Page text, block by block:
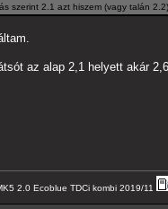
szerint 2.1 azt hiszem (vagy talán
az alap 2,1 helyett akár
2.0 Ecoblue TDCi kombi 2019/11